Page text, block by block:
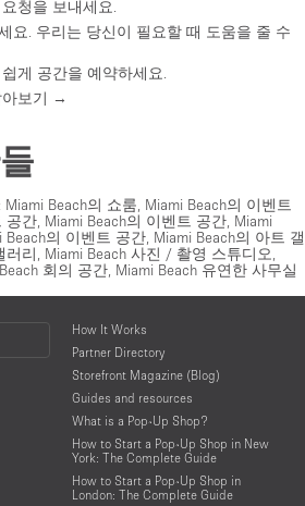
청을 보내세요.
요. 우리는 당신이 필요할 때 도움을 줄 수
게 공간을 예약하세요.
아보기 →
Miami Beach의 쇼룸 Miami Beach의 이벤트
공간 Miami Beach의 이벤트 공간 Miami
Beach의 이벤트 공간 Miami Beach의 아트 갤
러리 Miami Beach 사진 / 촬영 스튜디오
회의 공간 Miami Beach 유연한 사무실
How It Works
Partner Directory
Storefront Magazine (Blog)
Guides and resources
What is a Pop-Up Shop?
How to Start a Pop-Up Shop in New
York: The Complete Guide
How to Start a Pop-Up Shop in
London: The Complete Guide